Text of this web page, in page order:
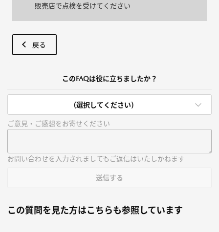
販売店で点検を受けてください
戻る
このFAQは役に立ちましたか？
(選択してください)
ご意見・ご感想をお寄せください
お問い合わせを入力されましてもご返信はいたしかねます
送信する
この質問を見た方はこちらも参照しています